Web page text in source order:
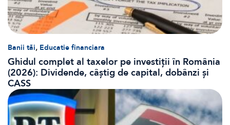
Banii tăi, Educatie financiara
Ghidul complet al taxelor pe investiții în România
(2026): Dividende, câștig de capital, dobânzi și
CASS